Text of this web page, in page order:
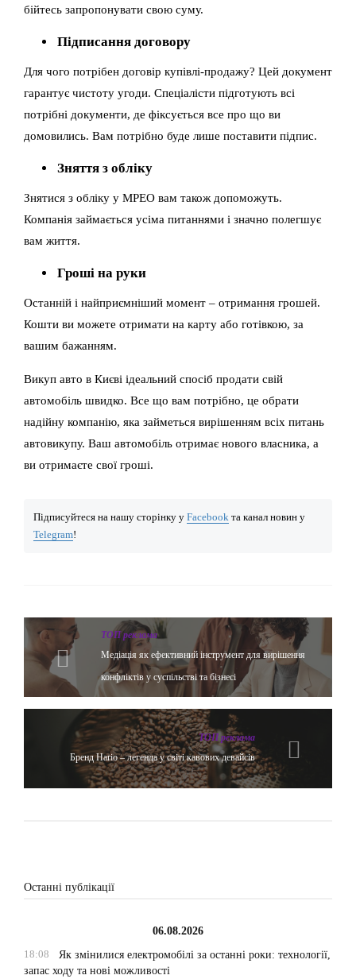
бійтесь запропонувати свою суму.
Підписання договору
Для чого потрібен договір купівлі-продажу? Цей документ
гарантує чистоту угоди. Спеціалісти підготують всі
потрібні документи, де фіксується все про що ви
домовились. Вам потрібно буде лише поставити підпис.
Зняття з обліку
Знятися з обліку у МРЕО вам також допоможуть.
Компанія займається усіма питаннями і значно полегшує
вам життя.
Гроші на руки
Останній і найприємніший момент – отримання грошей.
Кошти ви можете отримати на карту або готівкою, за
вашим бажанням.
Викуп авто в Києві ідеальний спосіб продати свій
автомобіль швидко. Все що вам потрібно, це обрати
надійну компанію, яка займеться вирішенням всіх питань
автовикупу. Ваш автомобіль отримає нового власника, а
ви отримаєте свої гроші.
Підписуйтеся на нашу сторінку у Facebook та канал новин у
Telegram!
ТОП реклама
Медіація як ефективний інструмент для вирішення
конфліктів у суспільстві та бізнесі
ТОП реклама
Бренд Hario – легенда у світі кавових девайсів
Останні публікації
06.08.2026
18:08
Як змінилися електромобілі за останні роки: технології,
запас ходу та нові можливості